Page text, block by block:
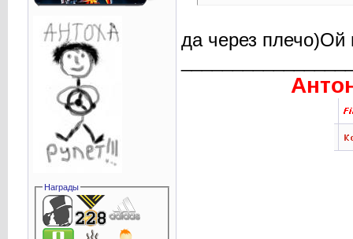
Награды
да через плечо)Ой